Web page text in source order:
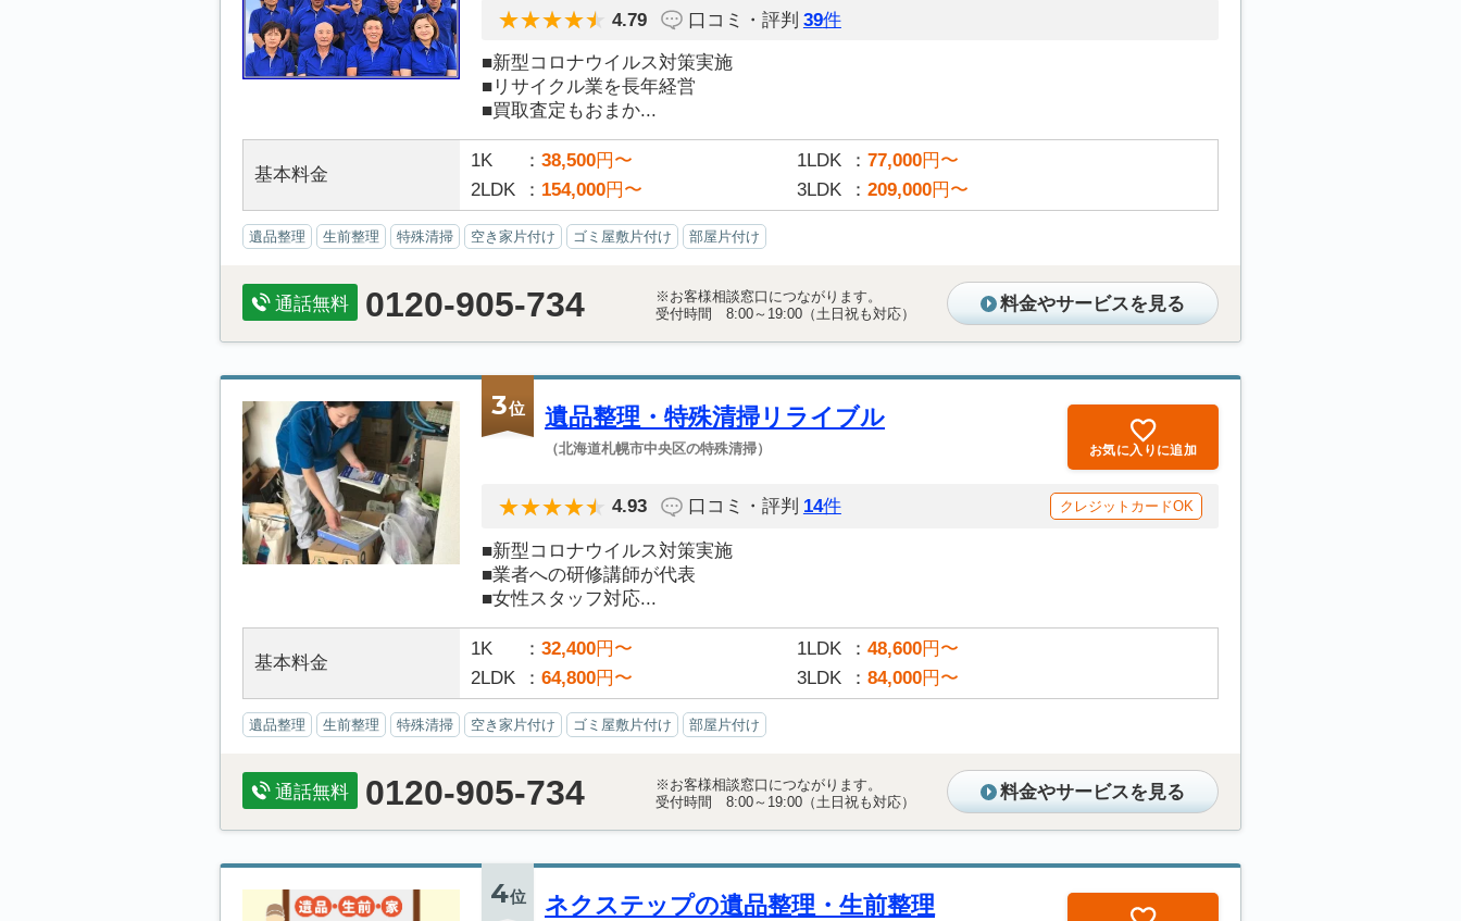
4.79 口コミ・評判 39件
■新型コロナウイルス対策実施
■リサイクル業を長年経営
■買取査定もおまか...
基本料金
1K 38,500円〜 1LDK 77,000円〜
2LDK
154,000円〜 3LDK 209,000円〜
遺品整理 生前整理 特殊清掃 空き家片付け ゴミ屋敷片付け 部屋片付け
通話無料 0120-905-734
※お客様相談窓口につながります。
受付時間 8:00～19:00（土日祝も対応）
料金やサービスを見る
3位 遺品整理・特殊清掃リライブル
（北海道札幌市中央区の特殊清掃） お気に入りに追加
4.93 口コミ・評判 14件 クレジットカードOK
■新型コロナウイルス対策実施
■業者への研修講師が代表
■女性スタッフ対応...
基本料金
1K 32,400円〜 1LDK 48,600円〜
2LDK
64,800円〜 3LDK 84,000円〜
遺品整理 生前整理 特殊清掃 空き家片付け ゴミ屋敷片付け 部屋片付け
通話無料 0120-905-734
※お客様相談窓口につながります。
受付時間 8:00～19:00（土日祝も対応）
料金やサービスを見る
4位 ネクステップの遺品整理・生前整理